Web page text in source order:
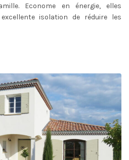
Econome en énergie, elles
isolation de réduire les